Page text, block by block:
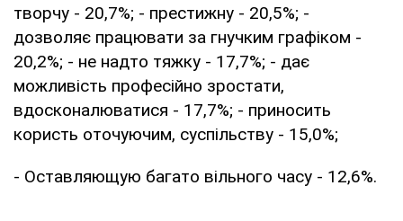
творчу - 20,7%; - престижну - 20,5%; -
дозволяє працювати за гнучким графіком -
20,2%; - не надто тяжку - 17,7%; - дає
можливість професійно зростати,
вдосконалюватися - 17,7%; - приносить
користь оточуючим, суспільству - 15,0%;
- Оставляющую багато вільного часу - 12,6%.